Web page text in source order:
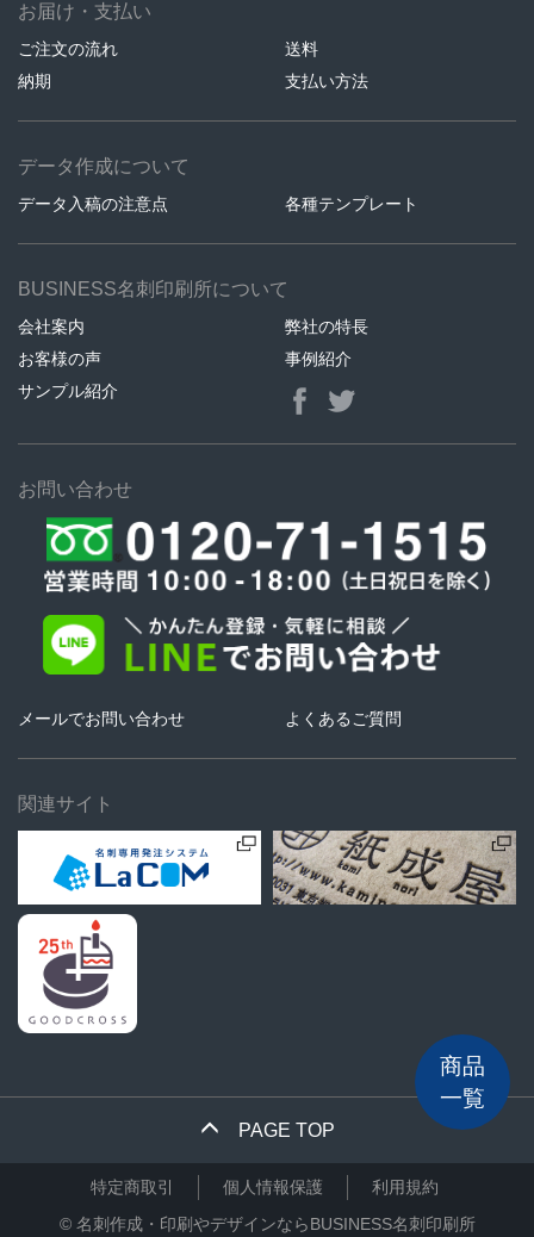
お届け・支払い
ご注文の流れ
送料
納期
支払い方法
データ作成について
データ入稿の注意点 各種テンプレート
BUSINESS名刺印刷所について
会社案内
弊社の特長
お客様の声
事例紹介
サンプル紹介
お問い合わせ
メールでお問い合わせ よくあるご質問
関連サイト
PAGE TOP
商品
一覧
特定商取引 個人情報保護
利用規約
© 名刺作成・印刷やデザインならBUSINESS名刺印刷所